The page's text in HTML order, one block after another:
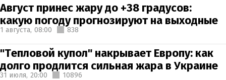
Август принес жару до +38 градусов:
какую погоду прогнозируют на выходные
1 августа, 08:00 838
"Тепловой купол" накрывает Европу: как
долго продлится сильная жара в Украине
31 июля, 20:00 10896